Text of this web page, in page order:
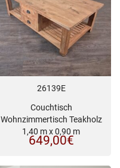
26139E
Couchtisch
Wohnzimmertisch Teakholz
1,40 m x 0,90 m
649,00€